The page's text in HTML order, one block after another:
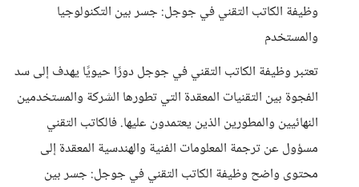
وظيفة الكاتب التقني في جوجل: جسر بين التكنولوجيا
والمستخدم
تعتبر وظيفة الكاتب التقني في جوجل دورًا حيويًا يهدف إلى سد
الفجوة بين التقنيات المعقدة التي تطورها الشركة والمستخدمين
النهائيين والمطورين الذين يعتمدون عليها. فالكاتب التقني
مسؤول عن ترجمة المعلومات الفنية والهندسية المعقدة إلى
محتوى واضح وظيفة الكاتب التقني في جوجل: جسر بين